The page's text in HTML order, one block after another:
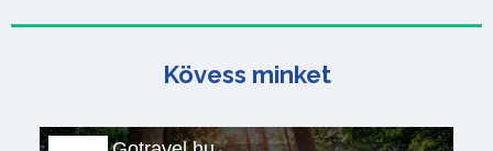
Kövess minket